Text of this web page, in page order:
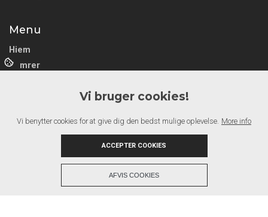
Menu
Hjem
Tømrer
Vi bruger cookies!
Vi benytter cookies for at give dig den bedst mulige oplevelse. More info
ACCEPTER COOKIES
AFVIS COOKIES